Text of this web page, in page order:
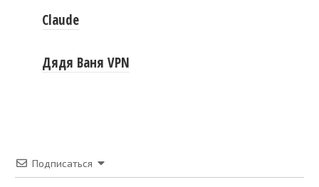
Claude
Дядя Ваня VPN
Подписаться